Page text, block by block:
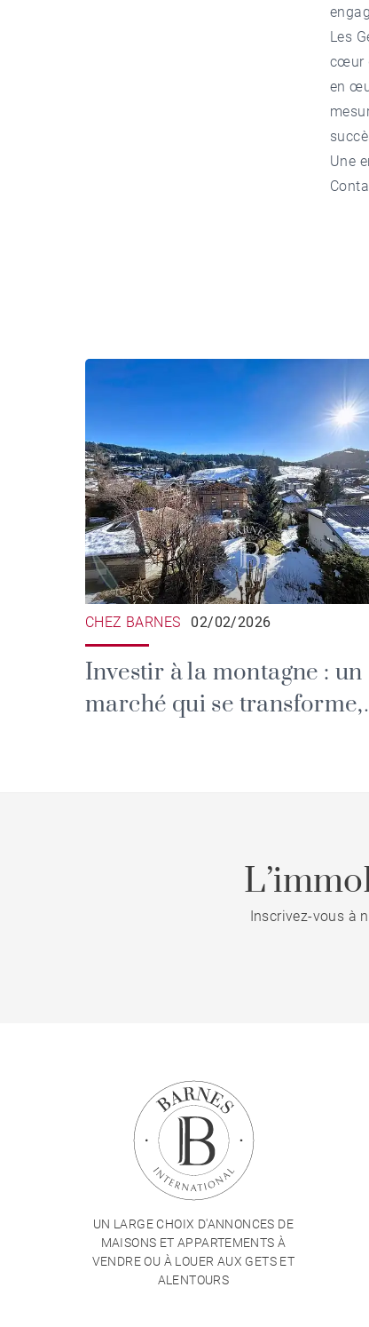
Les
cœur
en
Une
CHEZ BARNES 02/02/2026
Investir à la montagne : un
marché qui se transforme,
Inscrivez-vous à
UN LARGE CHOIX D'ANNONCES DE
MAISONS ET APPARTEMENTS À
VENDRE OU À LOUER AUX GETS ET
ALENTOURS